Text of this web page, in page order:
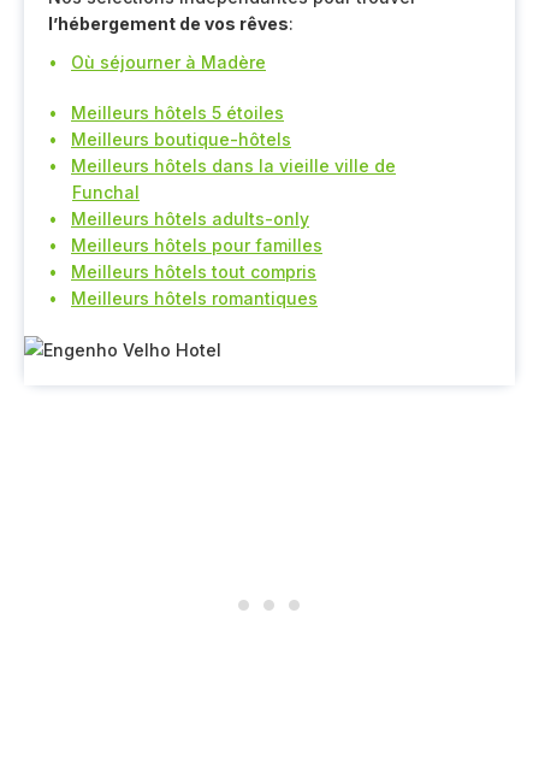
l’hébergement de vos rêves:
Où séjourner à Madère
Meilleurs hôtels 5 étoiles
Meilleurs boutique-hôtels
Meilleurs hôtels dans la vieille ville de
Funchal
Meilleurs hôtels adults-only
Meilleurs hôtels pour familles
Meilleurs hôtels tout compris
Meilleurs hôtels romantiques